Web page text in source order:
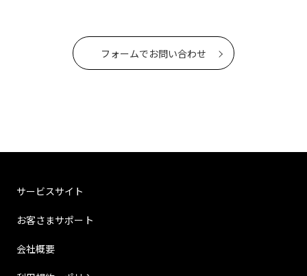
フォームでお問い合わせ
サービスサイト
お客さまサポート
会社概要